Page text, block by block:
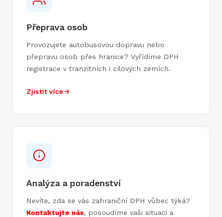
Přeprava osob
Provozujete autobusovou dopravu nebo
přepravu osob přes hranice? Vyřídíme DPH
registrace v tranzitních i cílových zemích.
Zjistit více→
Analýza a poradenství
Nevíte, zda se vás zahraniční DPH vůbec týká?
Kontaktujte nás, posoudíme vaši situaci a